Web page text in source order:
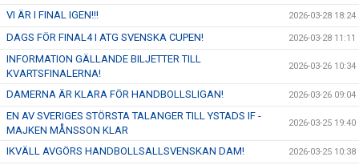
VI ÄR I FINAL IGEN!!! 2026-03-28 18:24
DAGS FÖR FINAL4 I ATG SVENSKA CUPEN! 2026-03-28 11:11
INFORMATION GÄLLANDE BILJETTER TILL
KVARTSFINALERNA!
2026-03-26 10:34
DAMERNA ÄR KLARA FÖR HANDBOLLSLIGAN! 2026-03-26 09:04
EN AV SVERIGES STÖRSTA TALANGER TILL YSTADS IF -
MAJKEN MÅNSSON KLAR
2026-03-25 19:40
IKVÄLL AVGÖRS HANDBOLLSALLSVENSKAN DAM! 2026-03-25 10:38